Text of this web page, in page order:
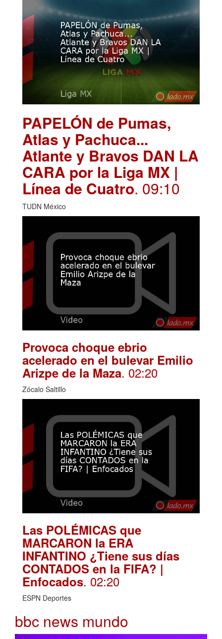
PAPELÓN de Pumas,
Atlas y Pachuca...
Atlante y Bravos DAN LA
CARA por la Liga MX |
Línea de Cuatro. 09:10
TUDN México
Provoca choque ebrio
acelerado en el bulevar Emilio
Arizpe de la Maza. 02:20
Zócalo Saltillo
Las POLÉMICAS que
MARCARON la ERA
INFANTINO ¿Tiene sus días
CONTADOS en la FIFA? |
Enfocados. 02:20
ESPN Deportes
bbc news mundo